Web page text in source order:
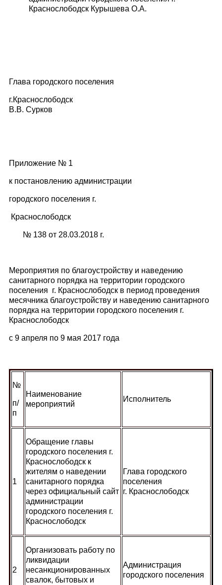
Краснослободск Курышева О.А.
Глава городского поселения
В.В. Сурков
Приложение № 1
к постановлению администрации
городского поселения г.
Краснослободск
№ 138 от 28.03.2018 г.
Мероприятия по благоустройству и наведению
санитарного порядка на территории городского
поселения г. Краснослободск в период проведения
месячника благоустройству и наведению санитарного
порядка на территории городского поселения г.
Краснослободск
с 9 апреля по 9 мая 2017 года
№
п/
п
Наименование
мероприятий
Исполнитель
1
Обращение главы
городского поселения г.
Краснослободск к
жителям о наведении
санитарного порядка
через официальный сайт
администрации
городского поселения г.
Краснослободск
Глава городского
поселения
г. Краснослободск
2
Организовать работу по
ликвидации
несанкционированных
свалок, бытовых и
Администрация
городского поселения